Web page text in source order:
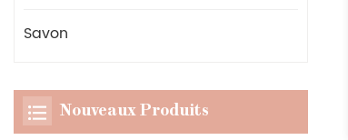
Savon
Nouveaux Produits